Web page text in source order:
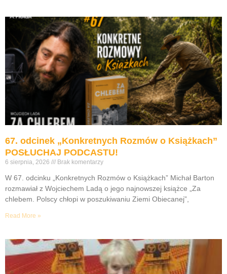
67. odcinek „Konkretnych Rozmów o Książkach”
POSŁUCHAJ PODCASTU!
6 sierpnia, 2026 Brak komentarzy
W 67. odcinku „Konkretnych Rozmów o Książkach” Michał Barton
rozmawiał z Wojciechem Ladą o jego najnowszej książce „Za
chlebem. Polscy chłopi w poszukiwaniu Ziemi Obiecanej”,
Read More »